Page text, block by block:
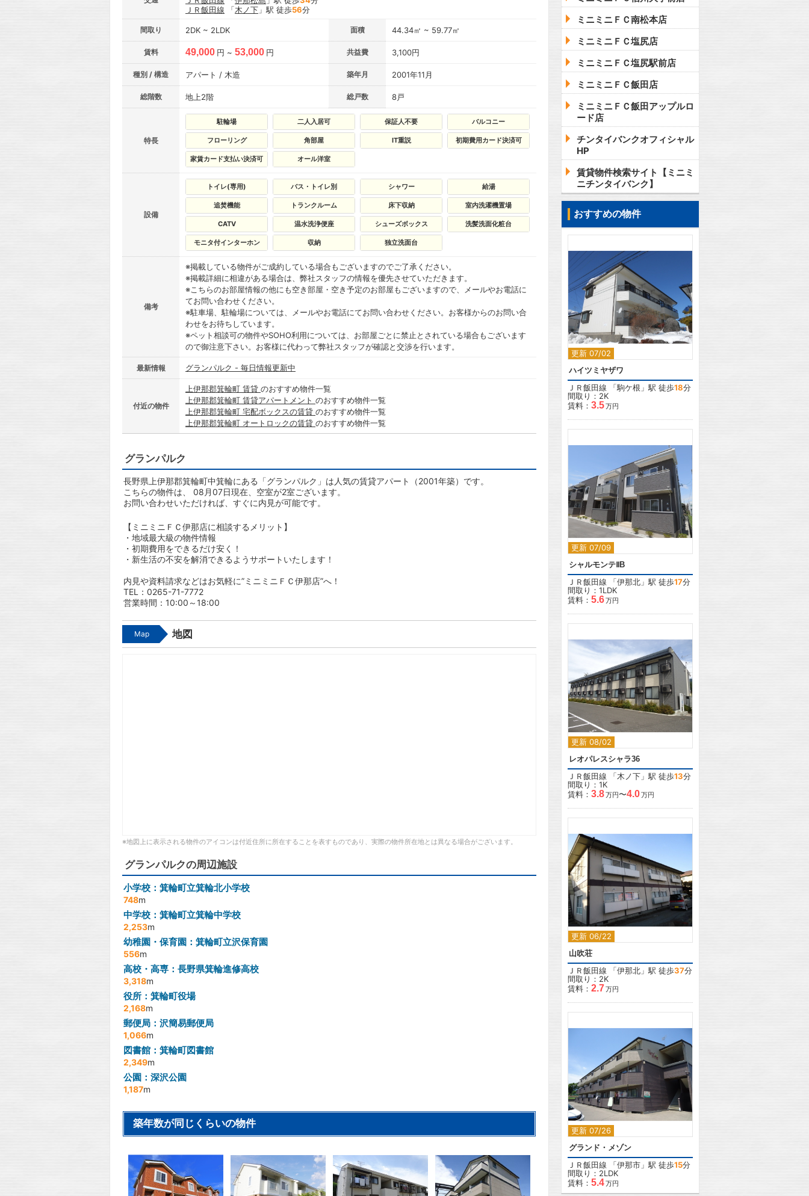
ＪＲ飯田線 「木ノ下 」駅 徒歩56分
間取り 2DK ~ 2LDK 面積 44.34㎡ ~ 59.77㎡
賃料 49,000 円 ~ 53,000 円 共益費 3,100円
種別 / 構造 アパート / 木造 築年月 2001年11月
総階数 地上2階 総戸数 8戸
特長
駐輪場 二人入居可 保証人不要 バルコニー
フローリング 角部屋 IT重説 初期費用カード決済可
家賃カード支払い決済可 オール洋室
設備
トイレ(専用) バス・トイレ別 シャワー 給湯
追焚機能 トランクルーム 床下収納 室内洗濯機置場
CATV 温水洗浄便座 シューズボックス 洗髪洗面化粧台
モニタ付インターホン 収納 独立洗面台
備考
※掲載している物件がご成約している場合もございますのでご了承ください。
※掲載詳細に相違がある場合は、弊社スタッフの情報を優先させていただきます。
※こちらのお部屋情報の他にも空き部屋・空き予定のお部屋もございますので、メールやお電話に
てお問い合わせください。
※駐車場、駐輪場については、メールやお電話にてお問い合わせください。お客様からのお問い合
わせをお待ちしています。
※ペット相談可の物件やSOHO利用については、お部屋ごとに禁止とされている場合もございます
ので御注意下さい。お客様に代わって弊社スタッフが確認と交渉を行います。
最新情報 グランパルク - 毎日情報更新中
付近の物件
上伊那郡箕輪町 賃貸 のおすすめ物件一覧
上伊那郡箕輪町 賃貸アパートメント のおすすめ物件一覧
上伊那郡箕輪町 宅配ボックスの賃貸 のおすすめ物件一覧
上伊那郡箕輪町 オートロックの賃貸 のおすすめ物件一覧
グランパルク
長野県上伊那郡箕輪町中箕輪にある「グランパルク」は人気の賃貸アパート（2001年築）です。
こちらの物件は、 08月07日現在、空室が2室ございます。
お問い合わせいただければ、すぐに内見が可能です。
【ミニミニＦＣ伊那店に相談するメリット】
・地域最大級の物件情報
・初期費用をできるだけ安く！
・新生活の不安を解消できるようサポートいたします！
内見や資料請求などはお気軽に”ミニミニＦＣ伊那店”へ！
TEL：0265-71-7772
営業時間：10:00～18:00
Map 地図
※地図上に表示される物件のアイコンは付近住所に所在することを表すものであり、実際の物件所在地とは異なる場合がございます。
グランパルクの周辺施設
小学校：箕輪町立箕輪北小学校
748m
中学校：箕輪町立箕輪中学校
2,253m
幼稚園・保育園：箕輪町立沢保育園
556m
高校・高専：長野県箕輪進修高校
3,318m
役所：箕輪町役場
2,168m
郵便局：沢簡易郵便局
1,066m
図書館：箕輪町図書館
2,349m
公園：深沢公園
1,187m
築年数が同じくらいの物件
ミニミニＦＣ南松本店
ミニミニＦＣ塩尻店
ミニミニＦＣ塩尻駅前店
ミニミニＦＣ飯田店
ミニミニＦＣ飯田アップルロ
ード店
チンタイバンクオフィシャル
HP
賃貸物件検索サイト【ミニミ
ニチンタイバンク】
おすすめの物件
更新 07/02
ハイツミヤザワ
ＪＲ飯田線 「駒ケ根 」駅 徒歩18分
間取り：2K
賃料： 3.5万円
更新 07/09
2
シャルモンテⅡB
ＪＲ飯田線 「伊那北 」駅 徒歩17分
間取り：1LDK
賃料： 5.6万円
更新 08/02
2 2
レオパレスシャラ36
ＪＲ飯田線 「木ノ下 」駅 徒歩13分
間取り：1K
賃料： 3.8万円〜4.0万円
更新 06/22
2
山吹荘
ＪＲ飯田線 「伊那北 」駅 徒歩37分
間取り：2K
賃料： 2.7万円
更新 07/26
2
グランド・メゾン
ＪＲ飯田線 「伊那市 」駅 徒歩15分
間取り：2LDK
賃料： 5.4万円